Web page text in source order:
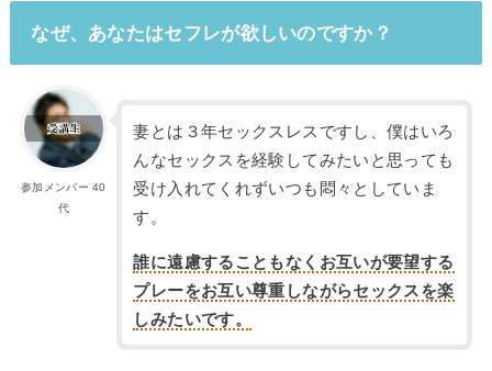
なぜ、あなたはセフレが欲しいのですか？
参加メンバー 40
代
妻とは３年セックスレスですし、僕はいろ
んなセックスを経験してみたいと思っても
受け入れてくれずいつも悶々としていま
す。
誰に遠慮することもなくお互いが要望する
プレーをお互い尊重しながらセックスを楽
しみたいです。